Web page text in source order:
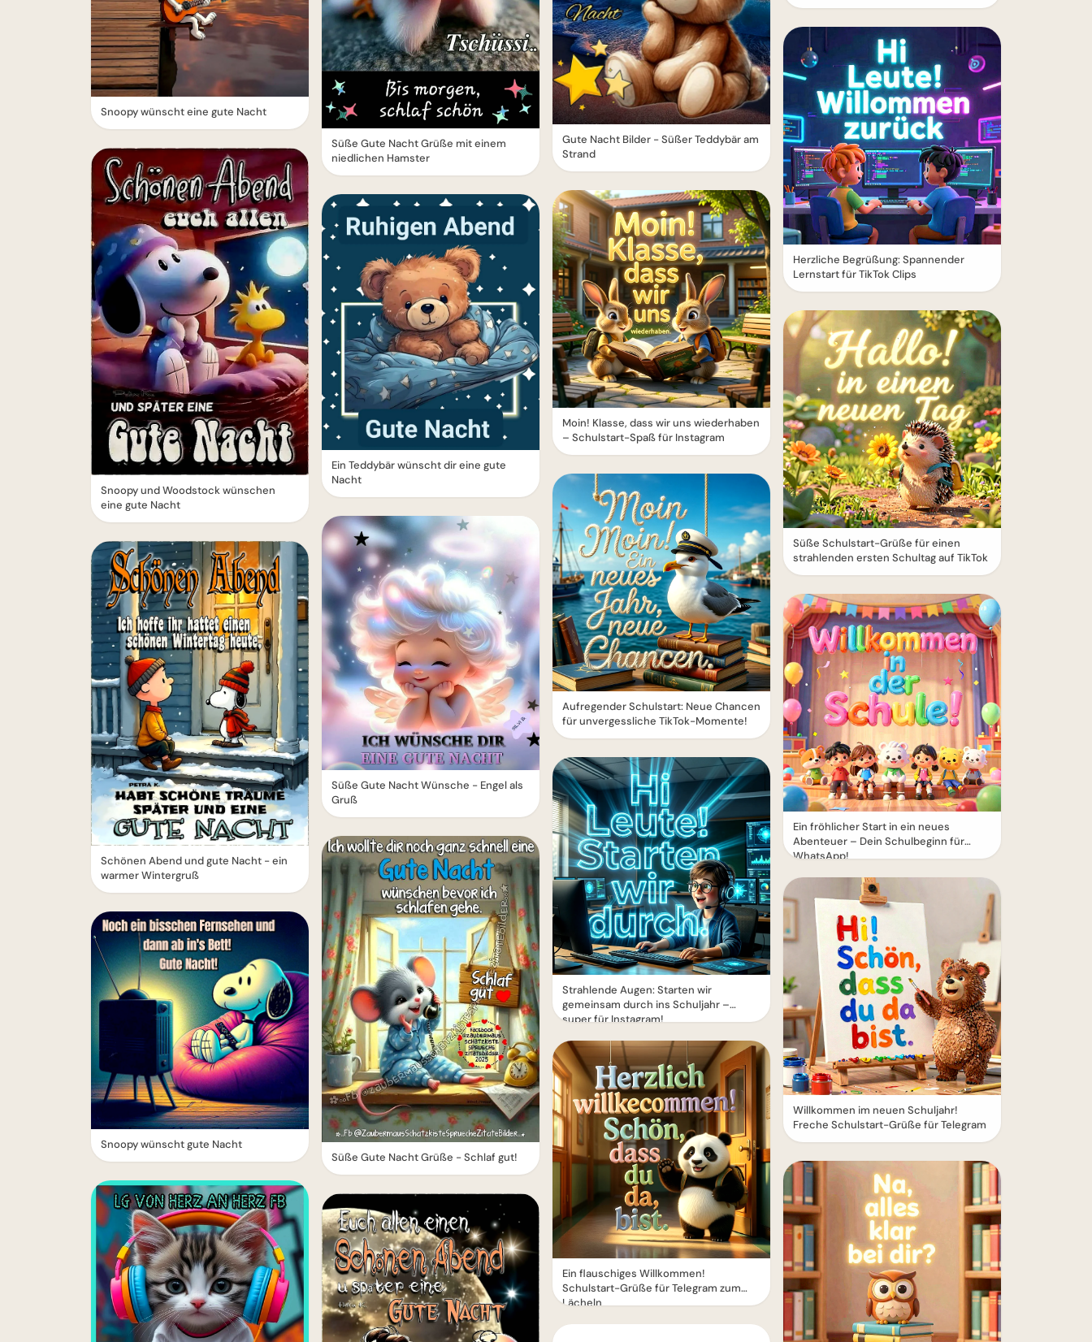
Snoopy wünscht eine gute Nacht
Snoopy und Woodstock wünschen
eine gute Nacht
Schönen Abend und gute Nacht - ein
warmer Wintergruß
Snoopy wünscht gute Nacht
Süße Gute Nacht Grüße mit einem
niedlichen Hamster
Ein Teddybär wünscht dir eine gute
Nacht
Süße Gute Nacht Wünsche - Engel als
Gruß
Süße Gute Nacht Grüße - Schlaf gut!
Gute Nacht Bilder - Süßer Teddybär am
Strand
Moin! Klasse, dass wir uns wiederhaben
– Schulstart-Spaß für Instagram
Aufregender Schulstart: Neue Chancen
für unvergessliche TikTok-Momente!
Strahlende Augen: Starten wir
gemeinsam durch ins Schuljahr –
super für Instagram!
Ein flauschiges Willkommen!
Schulstart-Grüße für Telegram zum
Lächeln
Herzliche Begrüßung: Spannender
Lernstart für TikTok Clips
Süße Schulstart-Grüße für einen
strahlenden ersten Schultag auf TikTok
Ein fröhlicher Start in ein neues
Abenteuer – Dein Schulbeginn für
WhatsApp!
Willkommen im neuen Schuljahr!
Freche Schulstart-Grüße für Telegram